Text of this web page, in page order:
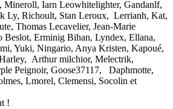
Mineroll, Iarn Leowhitelighter, Gandanlf,
Ly, Richoult, Stan Leroux, Lerrianh, Kat,
Thomas Lecavelier, Jean-Marie
Beslot, Erminig Bihan, Lyndex, Ellana,
Yuki, Ningario, Anya Kristen, Kapoué,
Arthur milchior, Melectrik,
Peignoir, Goose37117, Daphmotte,
Lmorel, Clemensi, Socolin et
!